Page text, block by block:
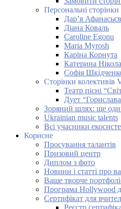
Персональні сторінки
Дар’я
Діана Коваль
Caroline Egonu
Maria Myrosh
Каріна Корнута
Катерина
Софія
Сторінки колективів
Театр пісні
Дует
Зоряний шлях: ще
Ukrainian music talents
Всі учасники
Корисне
Просування талантів
Призовий центр
Диплом з фото
Новини і статті про
Ваше творче
Програма Hollywood
Сертифікат для
Реєстр